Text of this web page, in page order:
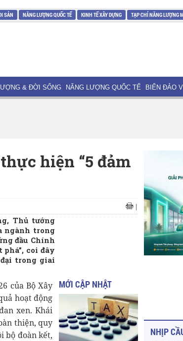
SẢN NĂNG LƯỢNG QUỐC TẾ KINH TẾ XÂY DỰNG TẠP CHÍ NĂNG LƯỢNG
& ĐỜI SỐNG NĂNG LƯỢNG QUỐC TẾ BIỂN ĐẢO
hiện “5 đảm
|
Thủ tướng
ngành trong
đầu Chính
coi đây
trong giai
của Bộ Xây
hoạt động
xen. Khái
thiện, quy
bộ đoàn kết,
MỚI CẬP NHẬT
NHỊP